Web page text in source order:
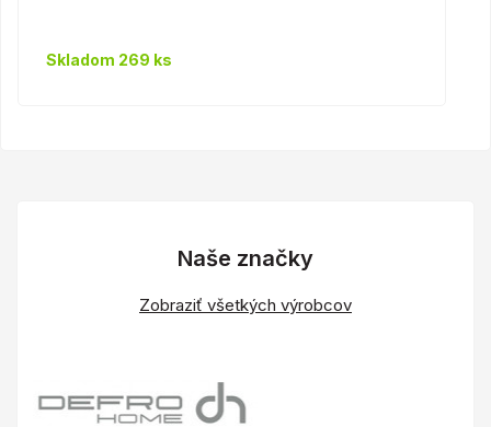
Skladom 269 ks
Naše značky
Zobraziť všetkých výrobcov